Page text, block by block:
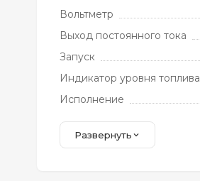
Вольтметр
Выход постоянного тока
Запуск
Индикатор уровня топлива
Исполнение
Развернуть